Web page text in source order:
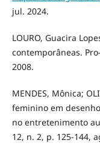
jul. 2024.
LOURO, Guacira
contemporâneas.
2008.
MENDES, Mônica;
feminino em
no entretenimento
12, n. 2, p. 125-144,